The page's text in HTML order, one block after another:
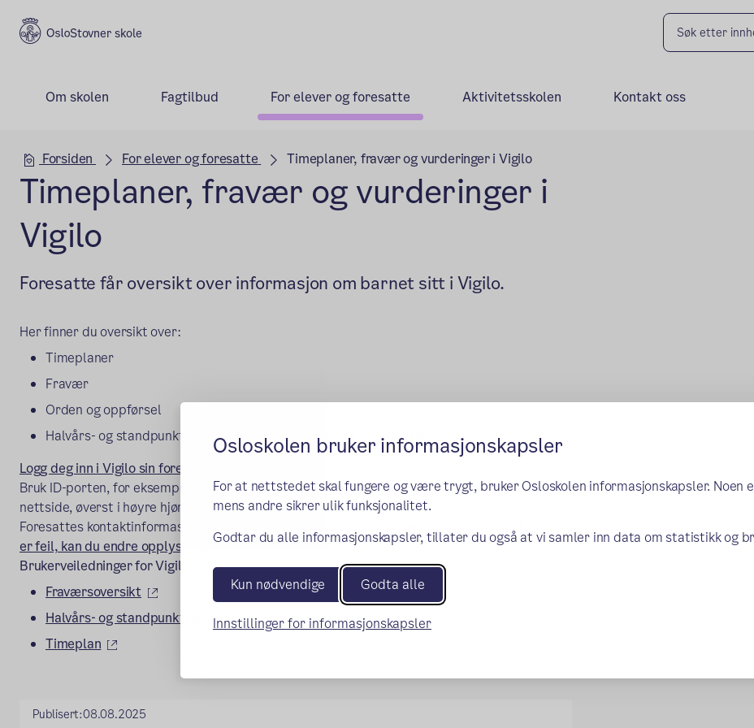
Osloskolen bruker informasjonskapsler
For at nettstedet skal fungere og være trygt, bruker Osloskolen informasjonskapsler. Noen
mens andre sikrer ulik funksjonalitet.
Godtar du alle informasjonskapsler, tillater du også at vi samler inn data om statistikk og
Kun nødvendige Godta alle
Innstillinger for informasjonskapsler
Stovner skole
Om skolen Fagtilbud For elever og foresatte Aktivitetsskolen Kontakt oss
Hovedseksjon
Forsiden For elever og foresatte Timeplaner, fravær og vurderinger i Vigilo
Timeplaner, fravær og vurderinger i
Vigilo
Foresatte får oversikt over informasjon om barnet sitt i Vigilo.
Her finner du oversikt over:
Timeplaner
Fravær
Orden og oppførsel
Halvårs- og standpunktvurderinger med karakter for 8. – 10. trinn.
Logg deg inn i Vigilo sin foreldreportal her
Bruk ID-porten, for eksempel BankID. Du kan også logge deg inn på på forsiden av skolens
nettside, øverst i høyre hjørnet.
Foresattes kontaktinformasjon hentes fra Kontakt- og reservasjonsregisteret (KRR).Hvis det
er feil, kan du endre opplysningene her
(ekstern lenke)
.
Brukerveiledninger for Vigilo
Fraværsoversikt
(ekstern lenke)
Halvårs- og standpunktvurdering
(ekstern lenke)
Timeplan
(ekstern lenke)
Publisert:08.08.2025